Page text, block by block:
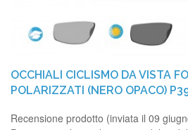
OCCHIALI CICLISMO DA VISTA
POLARIZZATI (NERO OPACO)
Recensione prodotto (inviata il 09